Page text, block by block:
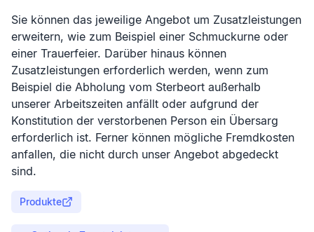
Sie können das jeweilige Angebot um Zusatzleistungen
erweitern, wie zum Beispiel einer Schmuckurne oder
einer Trauerfeier. Darüber hinaus können
Zusatzleistungen erforderlich werden, wenn zum
Beispiel die Abholung vom Sterbeort außerhalb
unserer Arbeitszeiten anfällt oder aufgrund der
Konstitution der verstorbenen Person ein Übersarg
erforderlich ist. Ferner können mögliche Fremdkosten
anfallen, die nicht durch unser Angebot abgedeckt
sind.
Produkte